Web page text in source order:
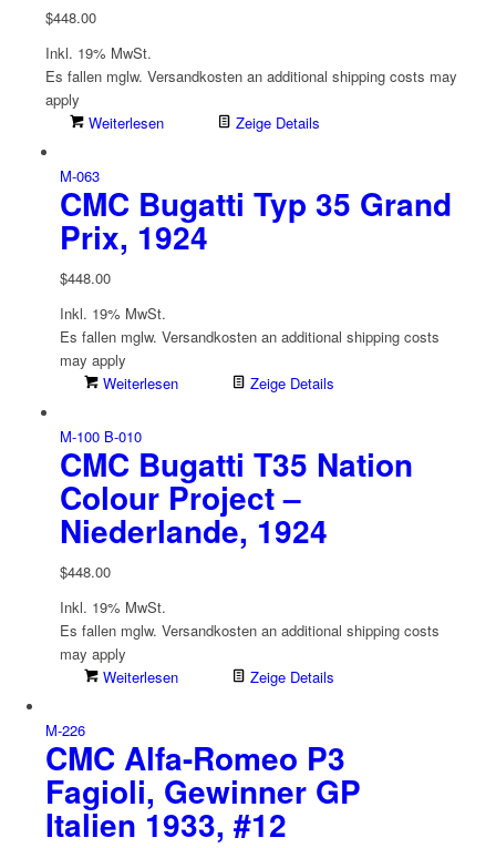
$448.00
Inkl. 19% MwSt.
Es fallen mglw. Versand­kosten an additional shipping costs may
apply
Weiterlesen
Zeige Details
M-063
CMC Bugatti Typ 35 Grand
Prix, 1924
$448.00
Inkl. 19% MwSt.
Es fallen mglw. Versand­kosten an additional shipping costs
may apply
Weiterlesen
Zeige Details
M-100 B-010
CMC Bugatti T35 Nation
Colour Project –
Niederlande, 1924
$448.00
Inkl. 19% MwSt.
Es fallen mglw. Versand­kosten an additional shipping costs
may apply
Weiterlesen
Zeige Details
M-226
CMC Alfa-Romeo P3
Fagioli, Gewinner GP
Italien 1933, #12